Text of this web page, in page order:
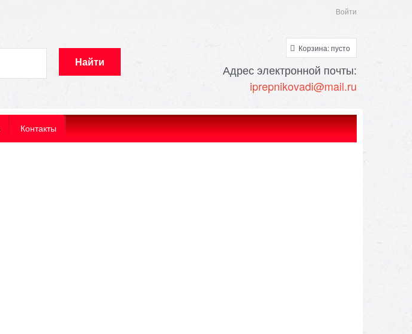
Войти
Найти
Корзина:пусто
Адрес электронной почты:
iprepnikovadi@mail.ru
Контакты